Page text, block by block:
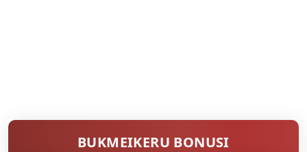
BUKMEIKERU BONUSI